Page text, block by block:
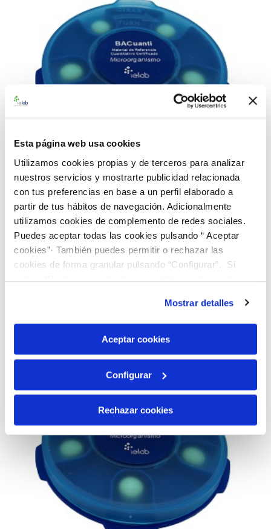
Esta página web usa cookies
Utilizamos cookies propias y de terceros para analizar
nuestros servicios y mostrarte publicidad relacionada
con tus preferencias en base a un perfil elaborado a
partir de tus hábitos de navegación. Adicionalmente
utilizamos cookies de complemento de redes sociales.
Puedes aceptar todas las cookies pulsando “ Aceptar
cookies”· También puedes permitir o rechazar las
cookies de forma granular pulsando “Configurar”. Si
pulsas “Rechazar cookies”, equivaldrá a rechazar la
son indispensables para que el sitio web funcione y que
por tanto no se pueden desactivar. Puedes consultar
más información en nuestraPolítica de Cookies
Mostrar detalles
Aceptar cookies
Configurar
Rechazar cookies
992834 BACuanti Rango Bajo-Farma-10 mL A.
brasiliensis CECT 2574
187,00 €
AÑADIR AL CARRITO